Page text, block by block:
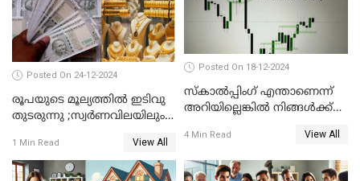
Posted On 24-12-2024
രൂപയുടെ മൂല്യത്തില്‍ ഇടിവു
തുടരുന്നു ;സ്വര്‍ണവിലയിലും
1 Min Read View All
Posted On 18-12-2024
സ്കാൽപ്പിംഗ് എന്താണെന്ന്
അറിയില്ലെങ്കിൽ നിങ്ങൾക്ക്
4 Min Read View All